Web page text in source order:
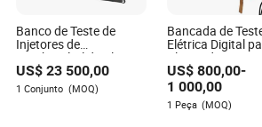
Zara Benton
Autor
Zara Benton é uma especialista na
Banco de Teste de
Injetores de
Combustível de Alto
Desempenho Boten
com Eui Eup Cambox
Cr1016 Bomba de
US$23 500,00
1 Conjunto (MOQ)
Bancada de
Elétrica Digital
Alternador e
Arranque
US$ 800,00-
1 000,00
1 Peça (MOQ)